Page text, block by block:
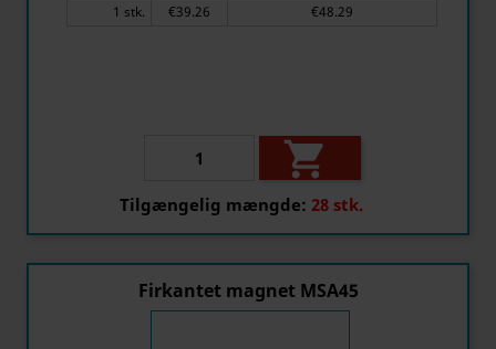
1 stk. €39.26 €48.29

Tilgængelig mængde: 28 stk.
Firkantet magnet MSA45